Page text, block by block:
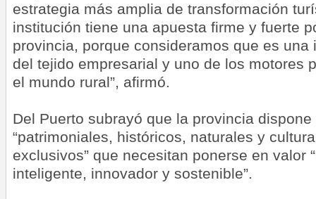
estrategia más amplia de transformación
institución tiene una apuesta firme y fuerte
provincia, porque consideramos que es una
del tejido empresarial y uno de los motores
el mundo rural”, afirmó.
Del Puerto subrayó que la provincia
“patrimoniales, históricos, naturales y
exclusivos” que necesitan ponerse en valor
inteligente, innovador y sostenible”.